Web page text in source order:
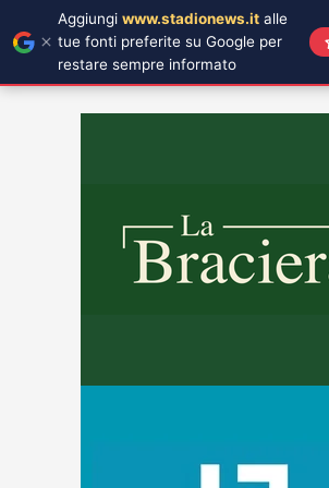
Aggiungi www.stadionews.it alle
tue fonti preferite su Google per
restare sempre informato